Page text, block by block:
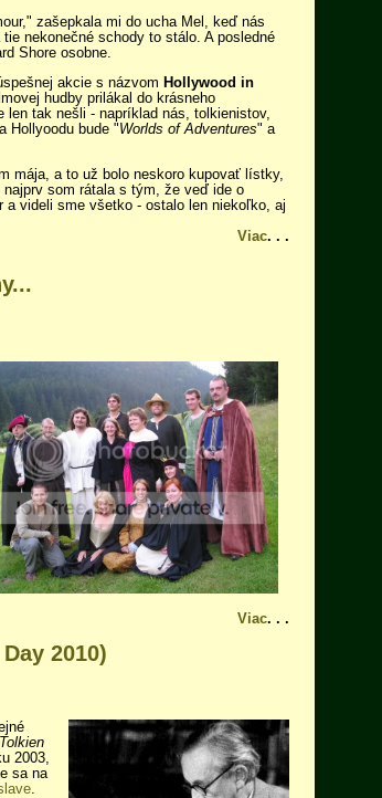
zašepkala mi do ucha Mel, keď nás
nekonečné schody to stálo. A posledné
Shore osobne.
akcie s názvom Hollywood in
hudby prilákal do krásneho
len tak nešli - napríklad nás, tolkienistov,
Hollyoodu bude "Worlds of Adventures" a
mája, a to už bolo neskoro kupovať lístky,
som rátala s tým, že veď ide o
a videli sme všetko - ostalo len niekoľko, aj
. . .
Viac
. . .
Viac
2010)
Tolkien
2003,
sa na
.